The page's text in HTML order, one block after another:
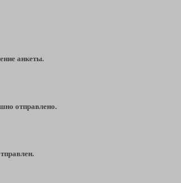
анкеты.
отправлено.